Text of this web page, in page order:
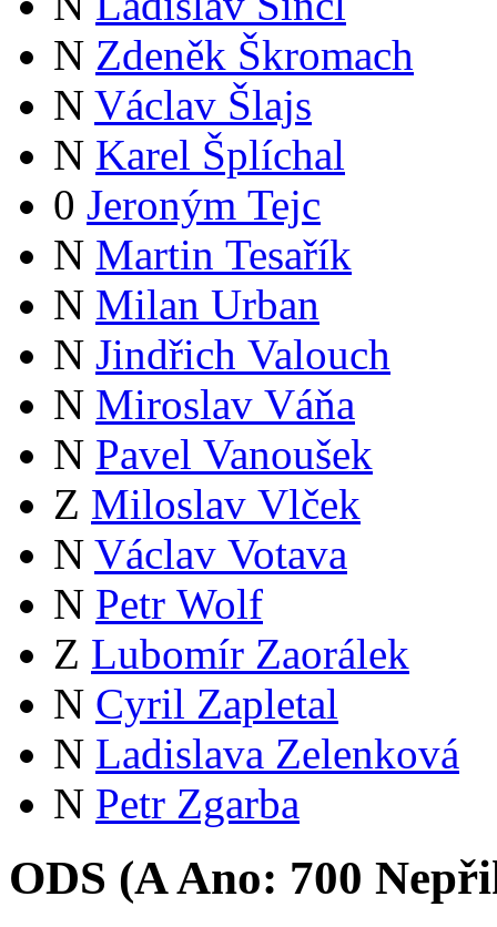
N Zdeněk Škromach
N Václav Šlajs
N Karel Šplíchal
0 Jeroným Tejc
N Martin Tesařík
N Milan Urban
N Jindřich Valouch
N Miroslav Váňa
N Pavel Vanoušek
Z Miloslav Vlček
N Václav Votava
N Petr Wolf
Z Lubomír Zaorálek
N Cyril Zapletal
N Ladislava Zelenková
N Petr Zgarba
ODS (AAno: 700